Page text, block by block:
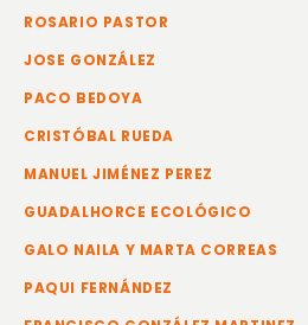
ROSARIO PASTOR
JOSE GONZÁLEZ
PACO BEDOYA
CRISTÓBAL RUEDA
MANUEL JIMÉNEZ PEREZ
GUADALHORCE ECOLÓGICO
GALO NAILA Y MARTA CORREAS
PAQUI FERNÁNDEZ